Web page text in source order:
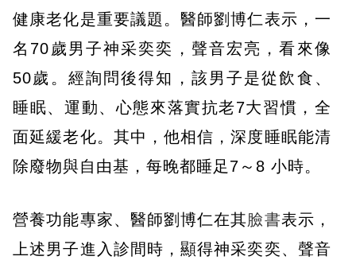
健康老化是重要議題。醫師劉博仁表示，一
名70歲男子神采奕奕，聲音宏亮，看來像
50歲。經詢問後得知，該男子是從飲食、
睡眠、運動、心態來落實抗老7大習慣，全
面延緩老化。其中，他相信，深度睡眠能清
除廢物與自由基，每晚都睡足7～8 小時。
營養功能專家、醫師劉博仁在其臉書表示，
上述男子進入診間時，顯得神采奕奕、聲音